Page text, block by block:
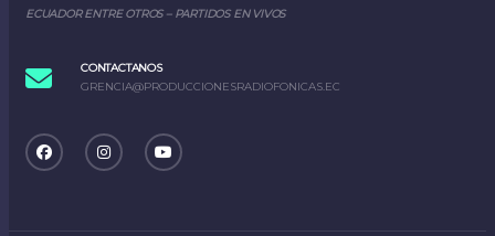
ECUADOR ENTRE OTROS – PARTIDOS EN VIVOS
CONTACTANOS
GRENCIA@PRODUCCIONESRADIOFONICAS.EC